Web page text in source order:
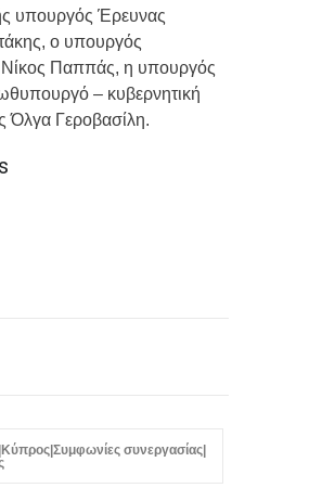
υπουργός Έρευνας
ο υπουργός
Νίκος Παππάς, η υπουργός
– κυβερνητική
Γεροβασίλη.
συνεργασίας|